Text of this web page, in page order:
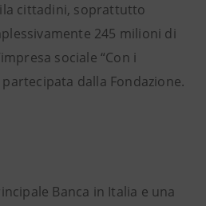
cittadini, soprattutto
245 milioni di
sociale “Con i
dalla Fondazione.
Banca in Italia e una